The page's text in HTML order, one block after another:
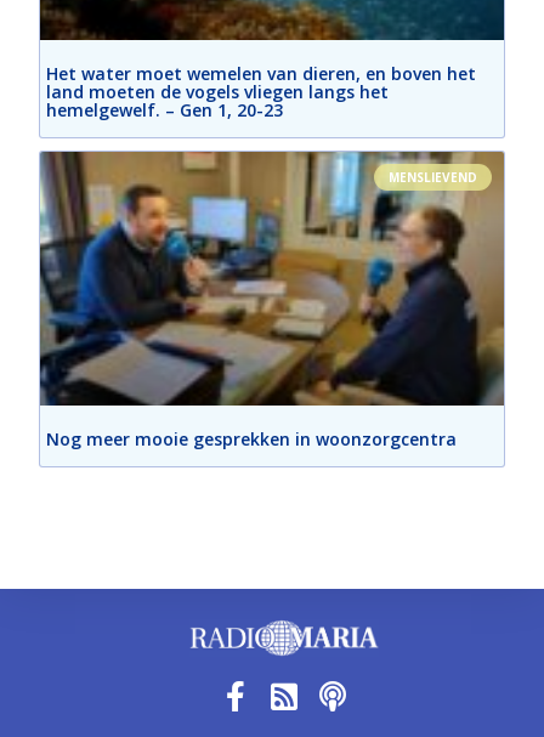
Het water moet wemelen van dieren, en boven het
land moeten de vogels vliegen langs het
hemelgewelf. – Gen 1, 20-23
MENSLIEVEND
Nog meer mooie gesprekken in woonzorgcentra